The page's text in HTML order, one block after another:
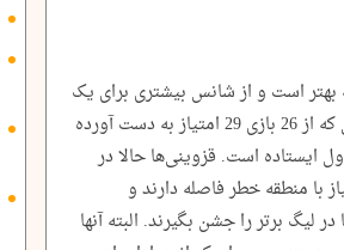
همه بهتر است و از شانس بیشتری برای یک
فصل دیگر حضور در لیگ برتر برخوردار است. تیمی که از 26 بازی 29 امتیاز به دست آورده
ایستاده است. قزوینی‌ها حالا در
با منطقه خطر فاصله دارند و
لیگ برتر را جشن بگیرند. البته آنها